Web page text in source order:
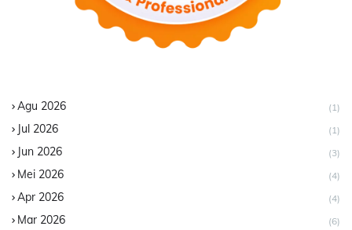
Agu 2026 (1)
Jul 2026 (1)
Jun 2026 (3)
Mei 2026 (4)
Apr 2026 (4)
Mar 2026 (6)